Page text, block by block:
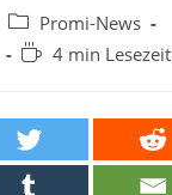
Beitrags-
Kategorie:
Promi-News
Lesedauer:
4 min Lesezeit